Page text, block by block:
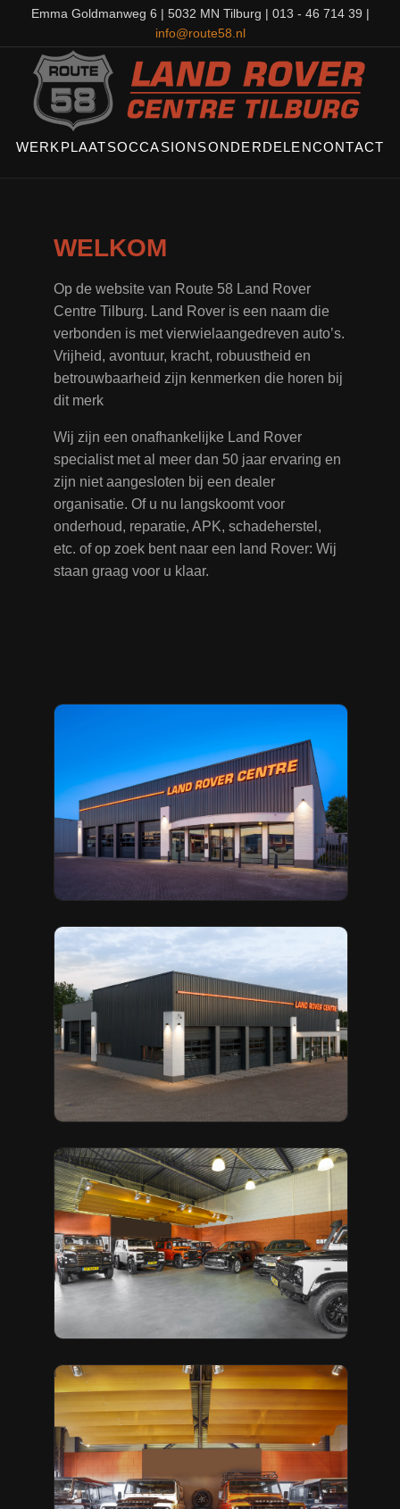
Emma Goldmanweg 6 | 5032 MN Tilburg | 013 - 46 714 39 |
info@route58.nl
WERKPLAATSOCCASIONSONDERDELENCONTACT
WELKOM
Op de website van Route 58 Land Rover
Centre Tilburg. Land Rover is een naam die
verbonden is met vierwielaangedreven auto’s.
Vrijheid, avontuur, kracht, robuustheid en
betrouwbaarheid zijn kenmerken die horen bij
dit merk
Wij zijn een onafhankelijke Land Rover
specialist met al meer dan 50 jaar ervaring en
zijn niet aangesloten bij een dealer
organisatie. Of u nu langskoomt voor
onderhoud, reparatie, APK, schadeherstel,
etc. of op zoek bent naar een land Rover: Wij
staan graag voor u klaar.